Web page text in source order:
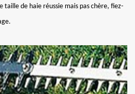
taille de haie réussie mais pas chère, fiez-